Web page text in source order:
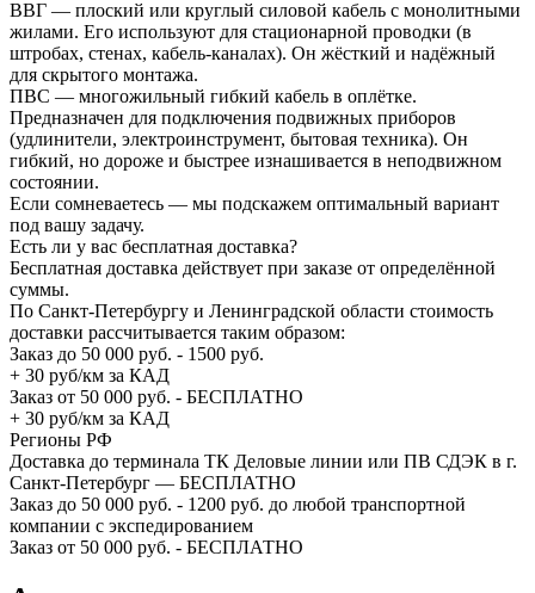
ВВГ — плоский или круглый силовой кабель с монолитными
жилами. Его используют для стационарной проводки (в
штробах, стенах, кабель-каналах). Он жёсткий и надёжный
для скрытого монтажа.
ПВС — многожильный гибкий кабель в оплётке.
Предназначен для подключения подвижных приборов
(удлинители, электроинструмент, бытовая техника). Он
гибкий, но дороже и быстрее изнашивается в неподвижном
состоянии.
Если сомневаетесь — мы подскажем оптимальный вариант
под вашу задачу.
Есть ли у вас бесплатная доставка?
Бесплатная доставка действует при заказе от определённой
суммы.
По Санкт-Петербургу и Ленинградской области стоимость
доставки рассчитывается таким образом:
Заказ до 50 000 руб. - 1500 руб.
+ 30 руб/км за КАД
Заказ от 50 000 руб. - БЕСПЛАТНО
+ 30 руб/км за КАД
Регионы РФ
Доставка до терминала ТК Деловые линии или ПВ СДЭК в г.
Санкт-Петербург — БЕСПЛАТНО
Заказ до 50 000 руб. - 1200 руб. до любой транспортной
компании с экспедированием
Заказ от 50 000 руб. - БЕСПЛАТНО